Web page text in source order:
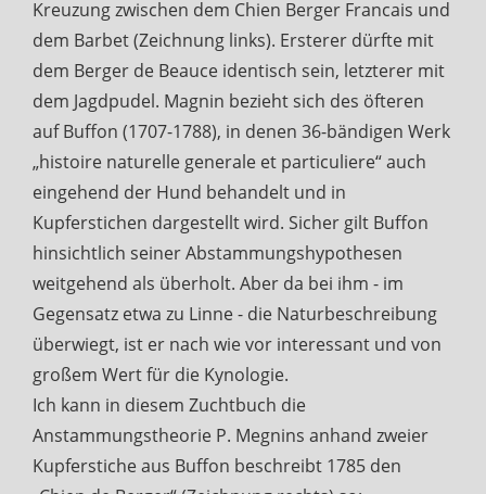
Kreuzung zwischen dem Chien Berger Francais und
dem Barbet (Zeichnung links). Ersterer dürfte mit
dem Berger de Beauce identisch sein, letzterer mit
dem Jagdpudel. Magnin bezieht sich des öfteren
auf Buffon (1707-1788), in denen 36-bändigen Werk
„histoire naturelle generale et particuliere“ auch
eingehend der Hund behandelt und in
Kupferstichen dargestellt wird. Sicher gilt Buffon
hinsichtlich seiner Abstammungshypothesen
weitgehend als überholt. Aber da bei ihm - im
Gegensatz etwa zu Linne - die Naturbeschreibung
überwiegt, ist er nach wie vor interessant und von
großem Wert für die Kynologie.
Ich kann in diesem Zuchtbuch die
Anstammungstheorie P. Megnins anhand zweier
Kupferstiche aus Buffon beschreibt 1785 den